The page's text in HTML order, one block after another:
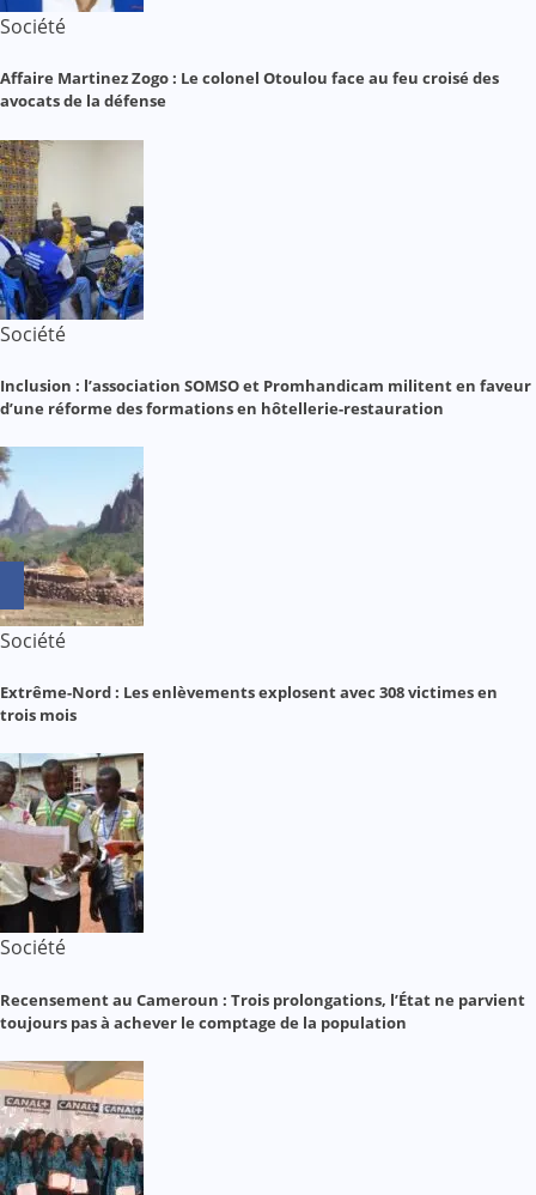
Société
Affaire Martinez Zogo : Le colonel Otoulou face au feu croisé des
avocats de la défense
Société
Inclusion : l’association SOMSO et Promhandicam militent en faveur
d’une réforme des formations en hôtellerie-restauration
Société
Extrême-Nord : Les enlèvements explosent avec 308 victimes en
trois mois
Société
Recensement au Cameroun : Trois prolongations, l’État ne parvient
toujours pas à achever le comptage de la population